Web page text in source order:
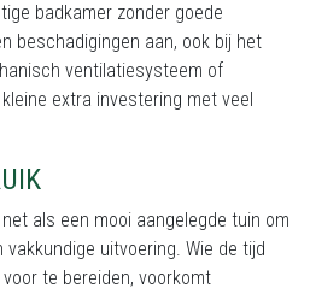
badkamer zonder goede
beschadigingen aan, ook bij het
ventilatiesysteem of
extra investering met veel
als een mooi aangelegde tuin om
uitvoering. Wie de tijd
te bereiden, voorkomt